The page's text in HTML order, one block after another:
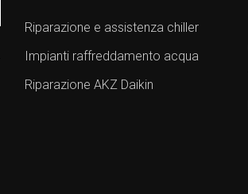
Riparazione e assistenza chiller
Impianti raffreddamento acqua
Riparazione AKZ Daikin